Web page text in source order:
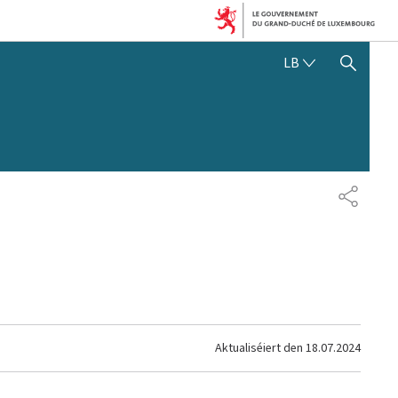
LB SHOW HIDE SEARCH
Aktualiséiert den 18.07.2024